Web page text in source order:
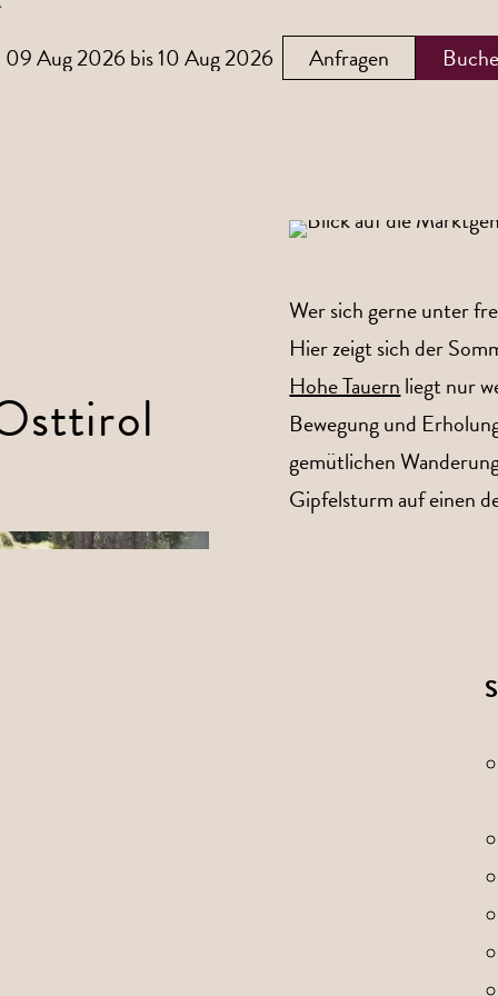
Anfragen
Wer sich gerne unter
Hier zeigt sich der
Hohe Tauern liegt nur
Bewegung und
gemütlichen
Gipfelsturm auf einen